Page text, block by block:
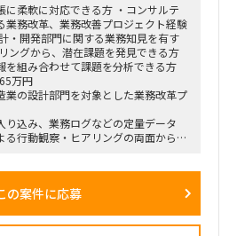
に柔軟に対応できる方 ・コンサルテ
業務改革、業務改善プロジェクト経験
・開発部門に関する業務知見を有す
ングから、潜在課題を発見できる方
を組み合わせて課題を分析できる方
万円
業の設計部門を対象とした業務改革プ
り込み、業務ログなどの定量データ
る行動観察・ヒアリングの両面から、
最終報告までを担います。
の案件に応募